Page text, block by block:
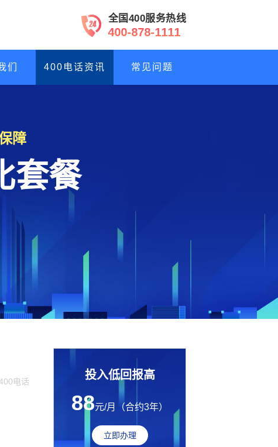
全国400服务热线
400-878-1111
们 400电话资讯 常见问题
障
套餐
电话
投入低回报高
88元/月（合约3年）
立即办理